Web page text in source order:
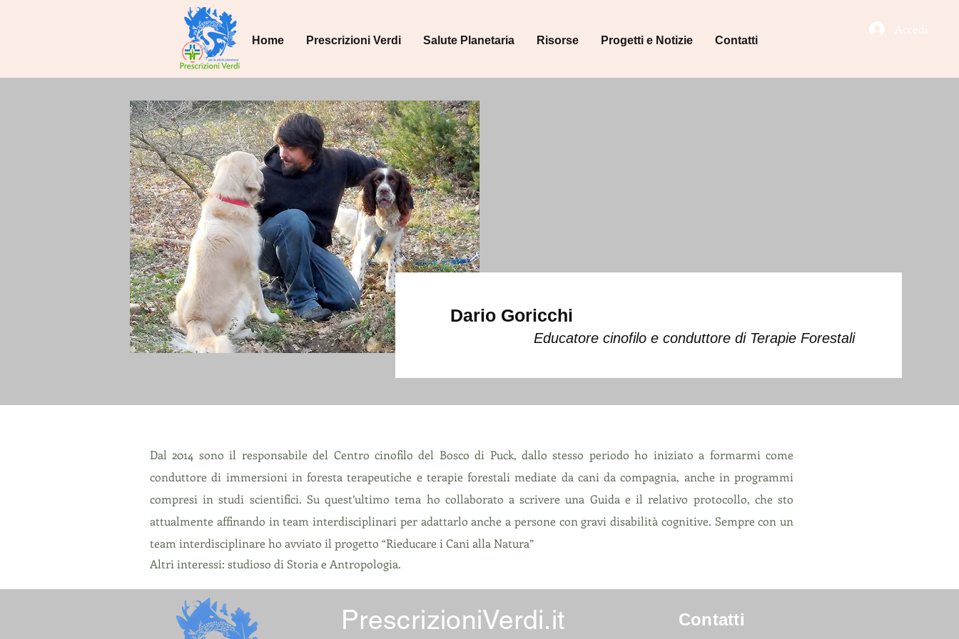
Home Prescrizioni Verdi Salute Planetaria Risorse Progetti e Notizie Contatti
Accedi
Dario Goricchi
Educatore cinofilo e conduttore di Terapie Forestali
Dal 2014 sono il responsabile del Centro cinofilo del Bosco di Puck, dallo stesso periodo ho iniziato a formarmi come
conduttore di immersioni in foresta terapeutiche e terapie forestali mediate da cani da compagnia, anche in programmi
compresi in studi scientifici. Su quest’ultimo tema ho collaborato a scrivere una Guida e il relativo protocollo, che sto
attualmente affinando in team interdisciplinari per adattarlo anche a persone con gravi disabilità cognitive. Sempre con un
team interdisciplinare ho avviato il progetto “Rieducare i Cani alla Natura”
Altri interessi: studioso di Storia e Antropologia.
PrescrizioniVerdi.it Contatti